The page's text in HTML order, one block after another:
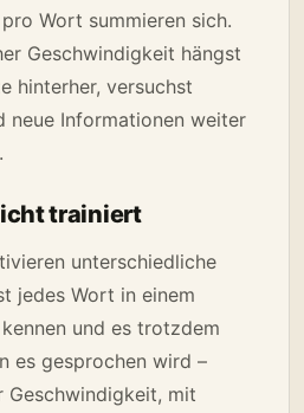
Wort summieren sich.
Geschwindigkeit hängst
hinterher, versuchst
neue Informationen weiter
trainiert
unterschiedliche
jedes Wort in einem
und es trotzdem
es gesprochen wird –
Geschwindigkeit, mit